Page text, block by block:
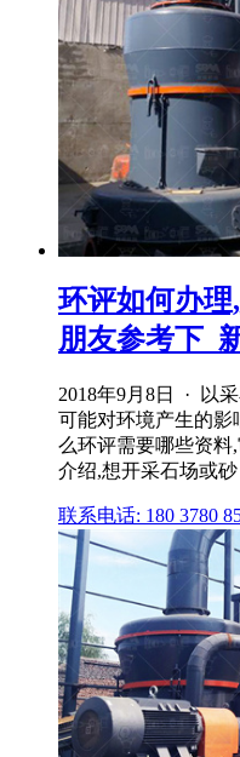
环评如何办
朋友参考下_
2018年9月8日 · 以
可能对环境产生的影
么环评需要哪些资料
介绍,想开采石场或砂
联系电话: 180 3780